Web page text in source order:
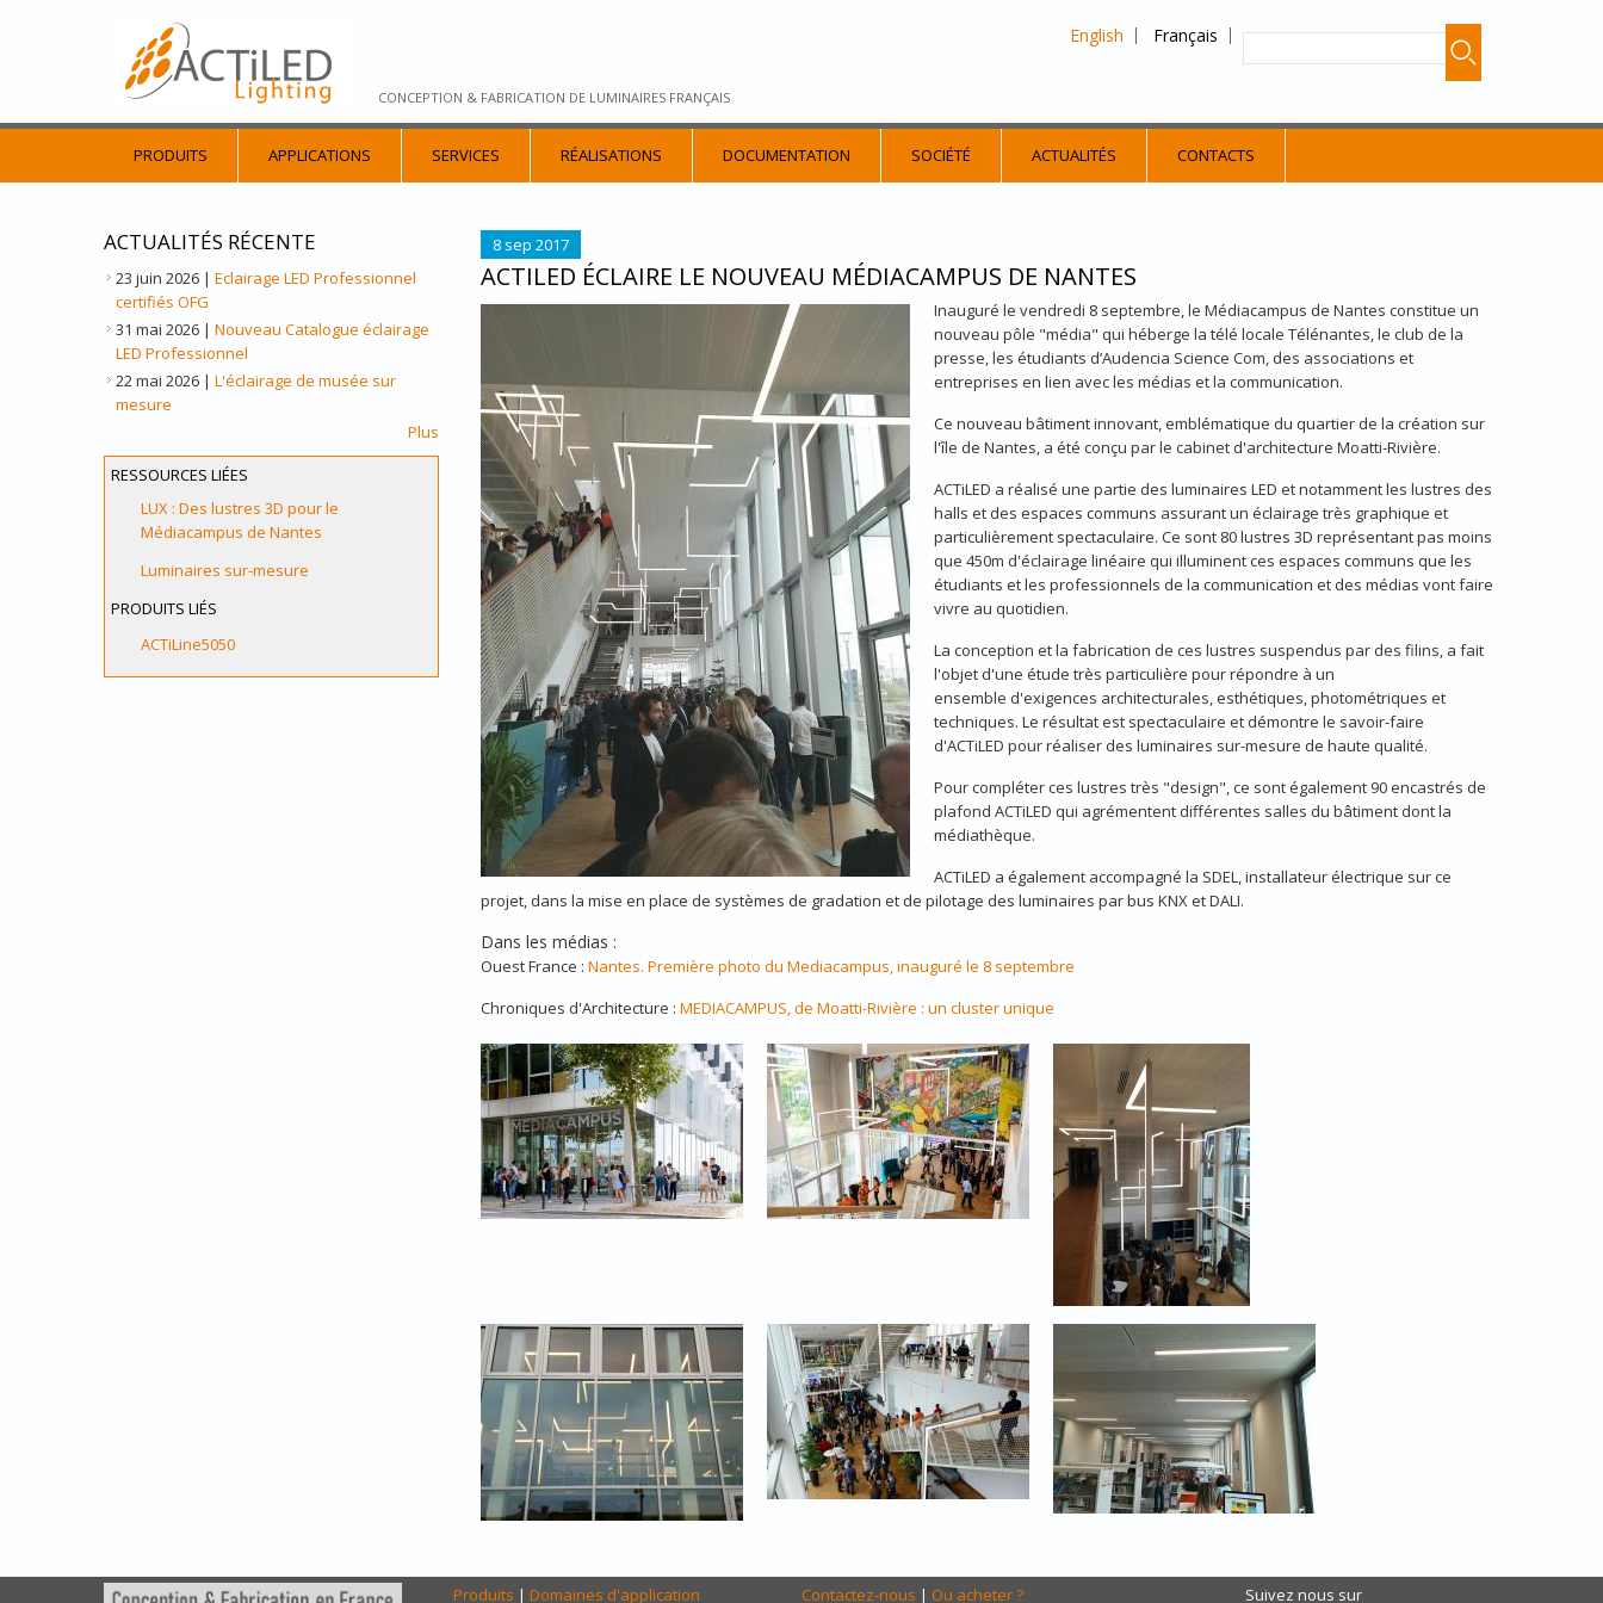
CONCEPTION & FABRICATION DE LUMINAIRES FRANÇAIS
English Français
PRODUITS APPLICATIONS SERVICES RÉALISATIONS DOCUMENTATION SOCIÉTÉ ACTUALITÉS CONTACTS
8 sep 2017
ACTILED ÉCLAIRE LE NOUVEAU MÉDIACAMPUS DE NANTES
Inauguré le vendredi 8 septembre, le Médiacampus de Nantes constitue un
nouveau pôle "média" qui héberge la télé locale Télénantes, le club de la
presse, les étudiants d’Audencia Science Com, des associations et
entreprises en lien avec les médias et la communication.
Ce nouveau bâtiment innovant, emblématique du quartier de la création sur
l'île de Nantes, a été conçu par le cabinet d'architecture Moatti-Rivière.
ACTiLED a réalisé une partie des luminaires LED et notamment les lustres des
halls et des espaces communs assurant un éclairage très graphique et
particulièrement spectaculaire. Ce sont 80 lustres 3D représentant pas moins
que 450m d'éclairage linéaire qui illuminent ces espaces communs que les
étudiants et les professionnels de la communication et des médias vont faire
vivre au quotidien.
La conception et la fabrication de ces lustres suspendus par des filins, a fait
l'objet d'une étude très particulière pour répondre à un
ensemble d'exigences architecturales, esthétiques, photométriques et
techniques. Le résultat est spectaculaire et démontre le savoir-faire
d'ACTiLED pour réaliser des luminaires sur-mesure de haute qualité.
Pour compléter ces lustres très "design", ce sont également 90 encastrés de
plafond ACTiLED qui agrémentent différentes salles du bâtiment dont la
médiathèque.
ACTiLED a également accompagné la SDEL, installateur électrique sur ce
projet, dans la mise en place de systèmes de gradation et de pilotage des luminaires par bus KNX et DALI.
Dans les médias :
Ouest France : Nantes. Première photo du Mediacampus, inauguré le 8 septembre
Chroniques d'Architecture : MEDIACAMPUS, de Moatti-Rivière : un cluster unique
ACTUALITÉS RÉCENTE
23 juin 2026 | Eclairage LED Professionnel
certifiés OFG
31 mai 2026 | Nouveau Catalogue éclairage
LED Professionnel
22 mai 2026 | L'éclairage de musée sur
mesure
Plus
RESSOURCES LIÉES
LUX : Des lustres 3D pour le
Médiacampus de Nantes
Luminaires sur-mesure
PRODUITS LIÉS
ACTiLine5050
Produits | Domaines d'application Contactez-nous | Ou acheter ? Suivez nous sur